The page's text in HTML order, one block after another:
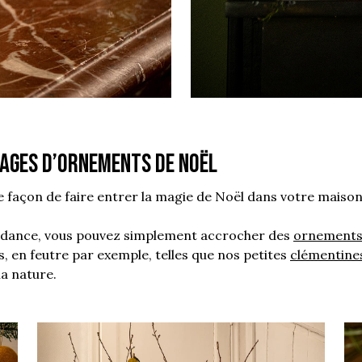
d’ornements de Noël
de faire entrer la magie de Noël dans votre
vous pouvez simplement accrocher des
en feutre par exemple, telles que nos petites
nature.